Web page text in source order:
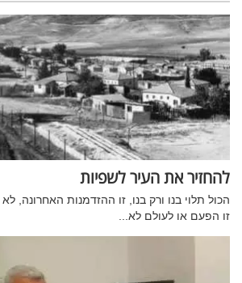
להחזיר את העיר לשפיות
הכול תלוי בנו ורק בנו, זו ההזדמנות האחרונה,
זו הפעם או לעולם לא...